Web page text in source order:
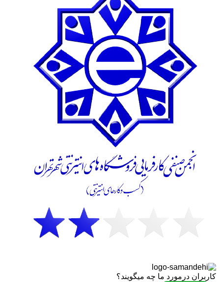
کاربران درمورد ما چه میگویند؟